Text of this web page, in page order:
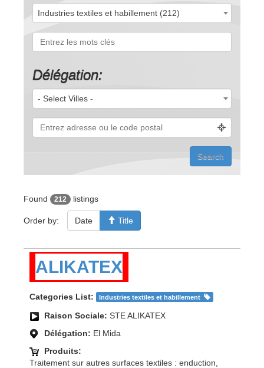
Industries textiles et habillement (212)
Délégation:
- Select Villes -
Found 212 listings
Order by: Date Title
ALIKATEX
Categories List: Industries textiles et habillement
Raison Sociale: STE ALIKATEX
Délégation: El Mida
Produits:
Traitement sur autres surfaces textiles : enduction,